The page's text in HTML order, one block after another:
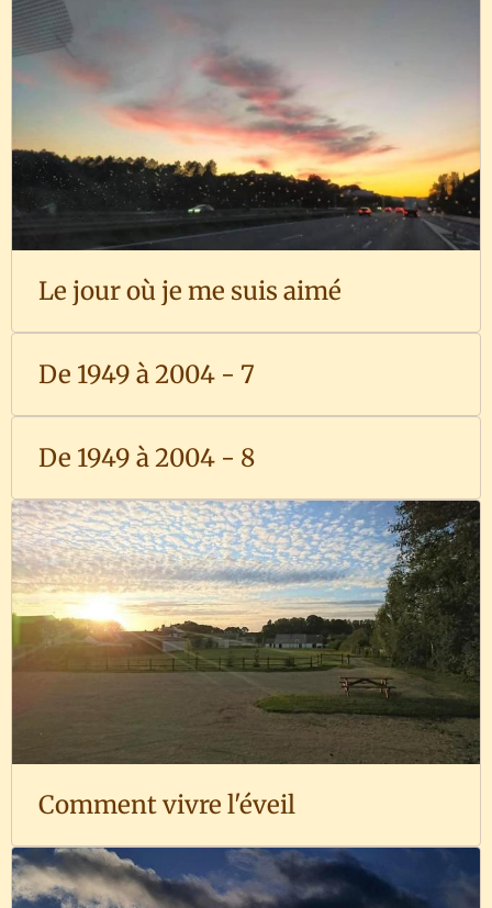
Le jour où je me suis aimé
De 1949 à 2004 - 7
De 1949 à 2004 - 8
Comment vivre l'éveil